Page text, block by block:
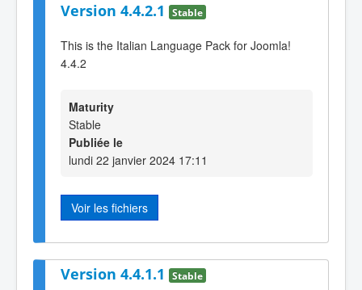
Version 4.4.2.1 Stable
This is the Italian Language Pack for Joomla!
4.4.2
Maturity
Stable
Publiée le
lundi 22 janvier 2024 17:11
Voir les fichiers
Version 4.4.1.1 Stable